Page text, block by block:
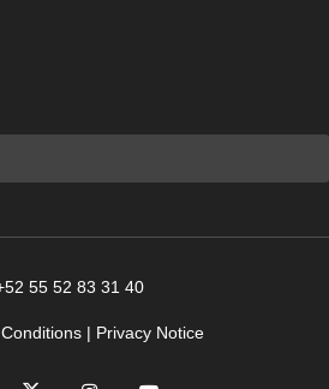
55 52 83 31 40
| Privacy Notice